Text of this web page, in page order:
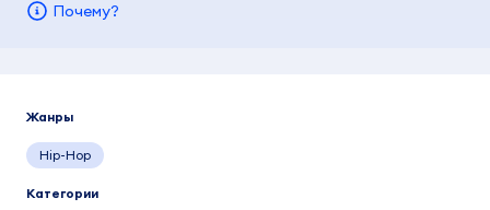
Почему?
Жанры
Hip-Hop
Категории